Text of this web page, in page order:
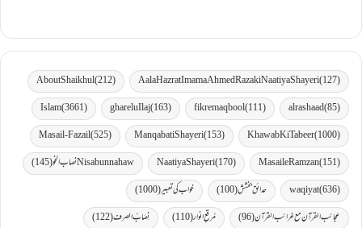
Aala Hazrat Imama Ahmed Raza ki Naatiya Shayeri(127)
AboutShaikhul(212)
al rashaad(85)
fikremaqbool(111)
gharelu Ilaj(163)
Islam(3661)
Khawab Ki Tabeer(1000)
Manqabati Shayeri(153)
Masail-Fazail(525)
MasaileRamzan(151)
Naatiya Shayeri(170) Nisabunnahaw نصاب النحو
(145)
waqiyat(636) حدائق بخشش(100) خواب کی تعبیر(1000)
عجائب القرآن مع غرائب القرآن(96) مُرقعِ انوار(110) نِصَابُ الصرف(122)